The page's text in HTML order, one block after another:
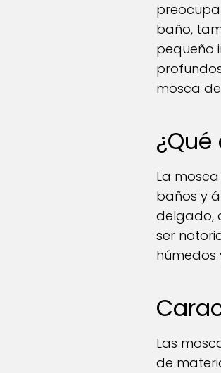
baño,
pequeño
mosca
La
baños y
delgado,
ser
húmedos
Las
de